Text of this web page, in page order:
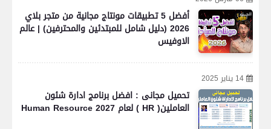
أفضل 5 تطبيقات مونتاج مجانية من متجر بلاي
2026 (دليل شامل للمبتدئين والمحترفين) | عالم
الاوفيس
14 يناير 2025
تحميل مجانى : افضل برنامج ادارة شئون
العاملين( HR ) لعام 2027 Human Resource